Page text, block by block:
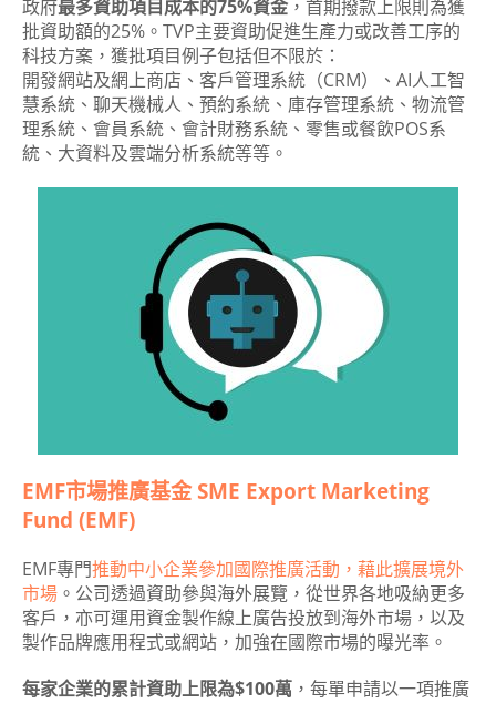
政府最多資助項目成本的75%資金 ，首期撥款上限則為獲
批資助額的25%。TVP主要資助促進生產力或改善工序的
科技方案，獲批項目例子包括但不限於：
開發網站及網上商店、客戶管理系統（CRM）、AI人工智
慧系統、聊天機械人、預約系統、庫存管理系統、物流管
理系統、會員系統、會計財務系統、零售或餐飲POS系
統、大資料及雲端分析系統等等。
EMF市場推廣基金 SME Export Marketing
Fund (EMF)
EMF專門推動中小企業參加國際推廣活動，藉此擴展境外
市場 。公司透過資助參與海外展覽，從世界各地吸納更多
客戶，亦可運用資金製作線上廣告投放到海外市場，以及
製作品牌應用程式或網站，加強在國際市場的曝光率。
每家企業的累計資助上限為$100萬 ，每單申請以一項推廣